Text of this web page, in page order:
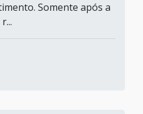
Somente após a